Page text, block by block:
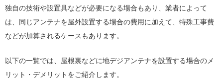
独自の技術や設置具などが必要になる場合もあり、業者によって
は、同じアンテナを屋外設置する場合の費用に加えて、特殊工事費
などが加算されるケースもあります。
以下の一覧では、屋根裏などに地デジアンテナを設置する場合のメ
リット・デメリットをご紹介します。